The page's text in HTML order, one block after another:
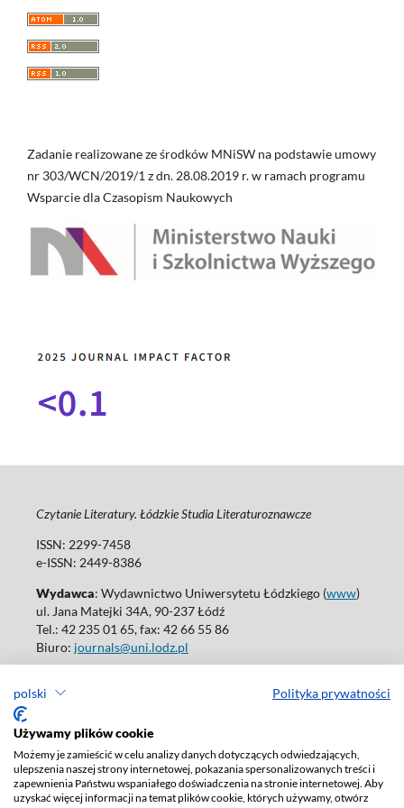
polski Polityka prywatności
Używamy plików cookie
Możemy je zamieścić w celu analizy danych dotyczących odwiedzających,
ulepszenia naszej strony internetowej, pokazania spersonalizowanych treści i
zapewnienia Państwu wspaniałego doświadczenia na stronie internetowej. Aby
uzyskać więcej informacji na temat plików cookie, których używamy, otwórz
Zadanie realizowane ze środków MNiSW na podstawie umowy
nr 303/WCN/2019/1 z dn. 28.08.2019 r. w ramach programu
Wsparcie dla Czasopism Naukowych
Czytanie Literatury. Łódzkie Studia Literaturoznawcze
ISSN: 2299-7458
e-ISSN: 2449-8386
Wydawca: Wydawnictwo Uniwersytetu Łódzkiego (www)
ul. Jana Matejki 34A, 90-237 Łódź
Tel.: 42 235 01 65, fax: 42 66 55 86
Biuro: journals@uni.lodz.pl
W sprawie prenumeraty wydań papierowych prosimy o kontakt
Deklaracja dostępności